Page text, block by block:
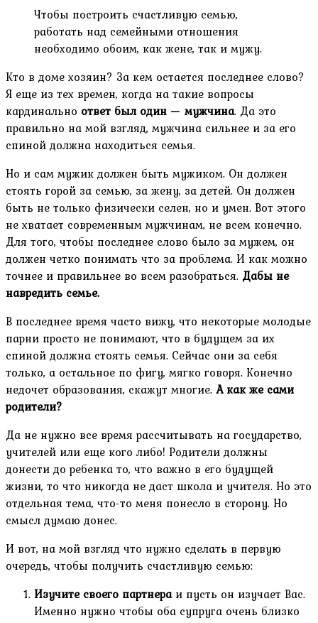
Чтобы построить счастливую семью,
работать над семейными отношения
необходимо обоим, как жене, так и мужу.
Кто в доме хозяин? За кем остается последнее слово?
Я еще из тех времен, когда на такие вопросы
кардинально ответ был один — мужчина. Да это
правильно на мой взгляд, мужчина сильнее и за его
спиной должна находиться семья.
Но и сам мужик должен быть мужиком. Он должен
стоять горой за семью, за жену, за детей. Он должен
быть не только физически селен, но и умен. Вот этого
не хватает современным мужчинам, не всем конечно.
Для того, чтобы последнее слово было за мужем, он
должен четко понимать что за проблема. И как можно
точнее и правильнее во всем разобраться. Дабы не
навредить семье.
В последнее время часто вижу, что некоторые молодые
парни просто не понимают, что в будущем за их
спиной должна стоять семья. Сейчас они за себя
только, а остальное по фигу, мягко говоря. Конечно
недочет образования, скажут многие. А как же сами
родители?
Да не нужно все время рассчитывать на государство,
учителей или еще кого либо! Родители должны
донести до ребенка то, что важно в его будущей
жизни, то что никогда не даст школа и учителя. Но это
отдельная тема, что-то меня понесло в сторону. Но
смысл думаю донес.
И вот, на мой взгляд что нужно сделать в первую
очередь, чтобы получить счастливую семью:
Изучите своего партнераи пусть он изучает Вас.
Именно нужно чтобы оба супруга очень близко